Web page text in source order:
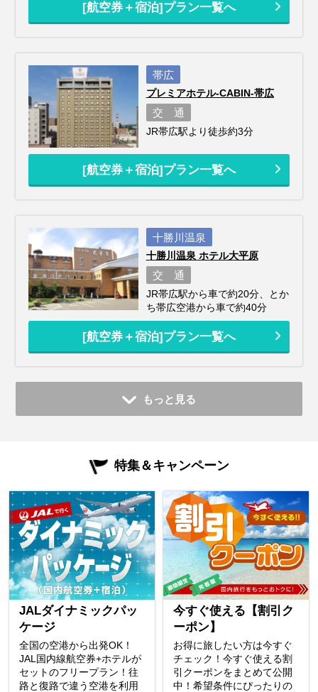
[航空券＋宿泊]プラン一覧へ
帯広
プレミアホテル-CABIN-帯広
交 通
JR帯広駅より徒歩約3分
[航空券＋宿泊]プラン一覧へ
十勝川温泉
十勝川温泉 ホテル大平原
交 通
JR帯広駅から車で約20分、とか
ち帯広空港から車で約40分
[航空券＋宿泊]プラン一覧へ
もっと見る
特集＆キャンペーン
JALダイナミックパッ
ケージ
全国の空港から出発OK！
JAL国内線航空券+ホテルが
セットのフリープラン！往
路と復路で違う空港を利用
今すぐ使える【割引ク
ーポン】
お得に旅したい方は今すぐ
チェック！今すぐ使える割
引クーポンをまとめて公開
中！希望条件にぴったりの